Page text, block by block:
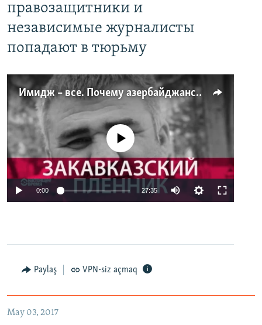
правозащитники и
независимые журналисты
попадают в тюрьму
Имидж – все. Почему азербайджанские правозащитники и независимые журналисты попадают в тюрьму
No media source currently available
0:00 27:35
Paylaş VPN-siz açmaq
May 03, 2017